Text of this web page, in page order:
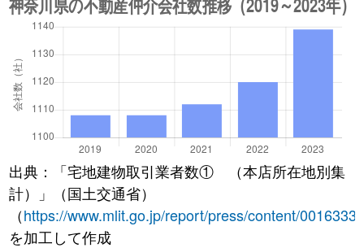
出典：「宅地建物取引業者数① （本店所在地別集
計）」（国土交通省）
（https://www.mlit.go.jp/report/press/content/
を加工して作成